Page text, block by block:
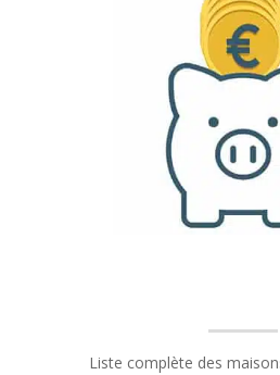
Liste complète des